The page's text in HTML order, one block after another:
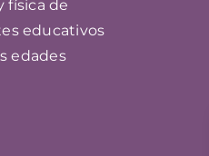
física de
educativos
edades